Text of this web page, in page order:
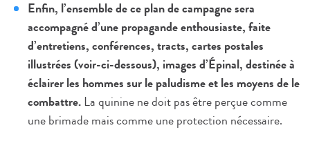
Enfin, l’ensemble de ce plan de campagne sera
accompagné d’une propagande enthousiaste, faite
d’entretiens, conférences, tracts, cartes postales
illustrées (voir-ci-dessous), images d’Épinal, destinée à
éclairer les hommes sur le paludisme et les moyens de le
combattre.La quinine ne doit pas être perçue comme
une brimade mais comme une protection nécessaire.